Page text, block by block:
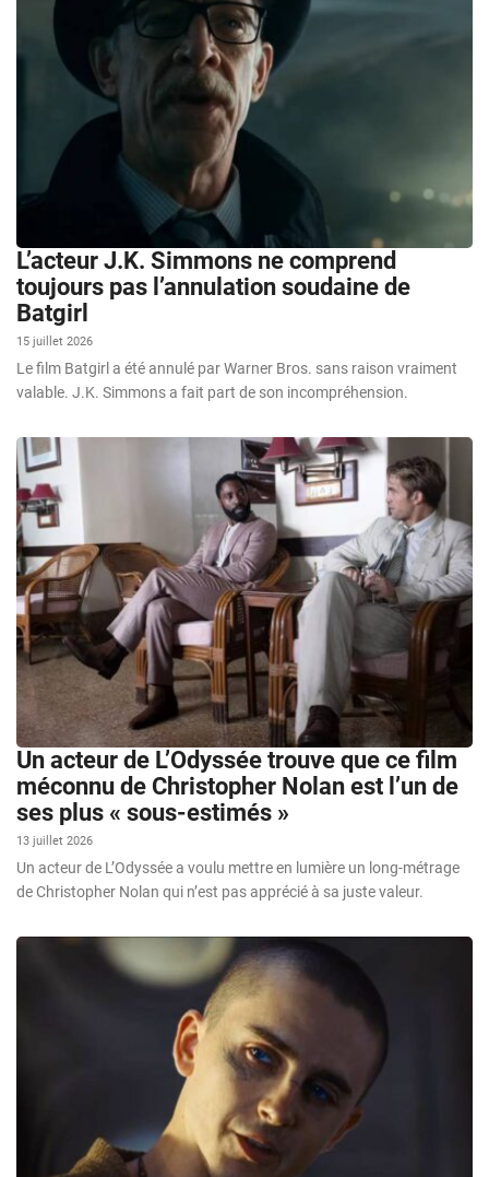
L’acteur J.K. Simmons ne comprend
toujours pas l’annulation soudaine de
Batgirl
15 juillet 2026
Le film Batgirl a été annulé par Warner Bros. sans raison vraiment
valable. J.K. Simmons a fait part de son incompréhension.
Un acteur de L’Odyssée trouve que ce film
méconnu de Christopher Nolan est l’un de
ses plus « sous-estimés »
13 juillet 2026
Un acteur de L’Odyssée a voulu mettre en lumière un long-métrage
de Christopher Nolan qui n’est pas apprécié à sa juste valeur.